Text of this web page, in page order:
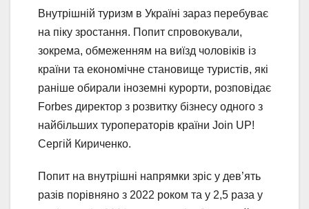
Внутрішній туризм в Україні зараз перебуває
на піку зростання. Попит спровокували,
зокрема, обмеженням на виїзд чоловіків із
країни та економічне становище туристів, які
раніше обирали іноземні курорти, розповідає
Forbes директор з розвитку бізнесу одного з
найбільших туроператорів країни Join UP!
Сергій Кириченко.
Попит на внутрішні напрямки зріс у дев’ять
разів порівняно з 2022 роком та у 2,5 раза у